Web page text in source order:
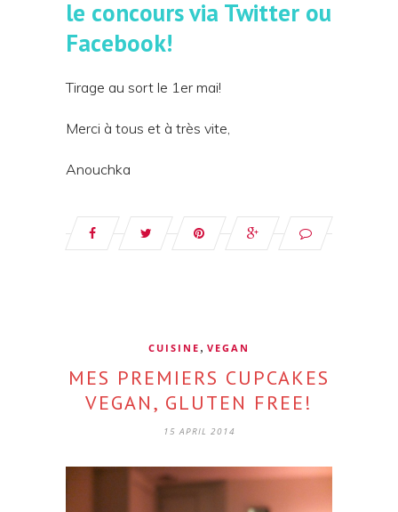
le concours via Twitter ou
Facebook!
Tirage au sort le 1er mai!
Merci à tous et à très vite,
Anouchka
CUISINE , VEGAN
MES PREMIERS CUPCAKES
VEGAN, GLUTEN FREE!
15 APRIL 2014